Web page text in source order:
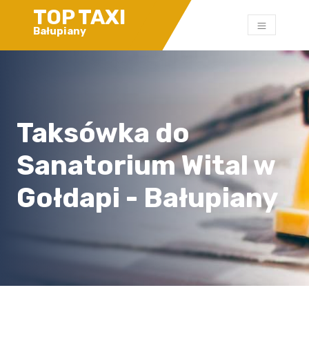
TOP TAXI
Bałupiany
Taksówka do
Sanatorium Wital w
Gołdapi - Bałupiany